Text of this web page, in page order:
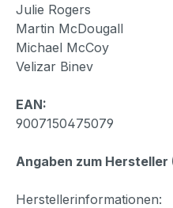
Julie Rogers
Martin McDougall
Michael McCoy
Velizar Binev
EAN:
9007150475079
Angaben zum
Herstellerinformationen: